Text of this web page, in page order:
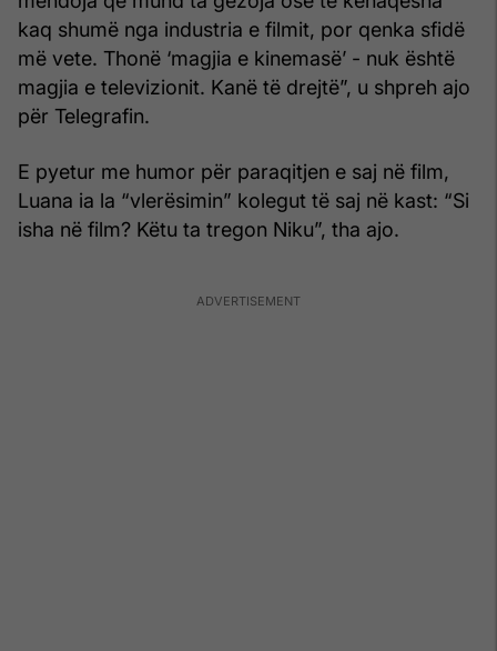
kaq shumë nga industria e filmit, por qenka sfidë
më vete. Thonë ‘magjia e kinemasë’ - nuk është
magjia e televizionit. Kanë të drejtë”, u shpreh ajo
për Telegrafin.
E pyetur me humor për paraqitjen e saj në film,
Luana ia la “vlerësimin” kolegut të saj në kast: “Si
isha në film? Këtu ta tregon Niku”, tha ajo.